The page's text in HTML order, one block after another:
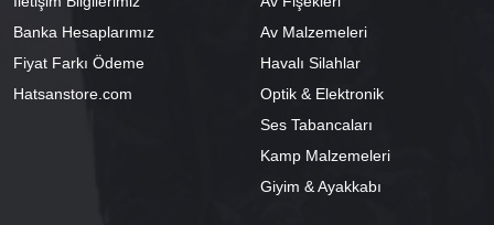
Banka Hesaplarımız
Fiyat Farkı Ödeme
Hatsanstore.com
Av Malzemeleri
Havalı Silahlar
Optik & Elektronik
Ses Tabancaları
Kamp Malzemeleri
Giyim & Ayakkabı